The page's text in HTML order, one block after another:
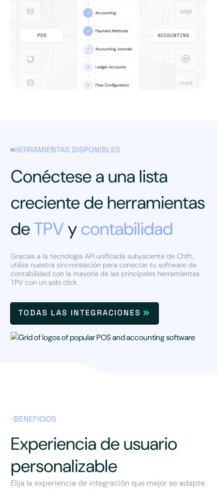
HERRAMIENTAS DISPONIBLES
Conéctese a una lista
creciente de herramientas
deTPVycontabilidad
Gracias a la tecnología API unificada subyacente de Chift,
utiliza nuestra sincronización para conectar tu software de
contabilidad con la mayoría de las principales herramientas
TPV con un solo click.
TODAS LAS INTEGRACIONES
BENEFICIOS
Experiencia de usuario
personalizable
Elija la experiencia de integración que mejor se adapte